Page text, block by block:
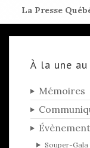
La Presse
À la une au
Mémoires
Souper-Gala